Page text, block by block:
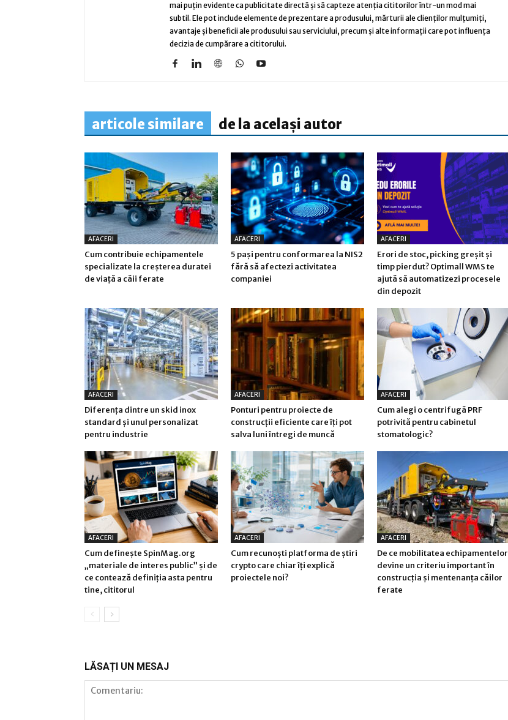
mai puțin evidente ca publicitate directă și să capteze atenția cititorilor într-un mod mai
subtil. Ele pot include elemente de prezentare a produsului, mărturii ale clienților mulțumiți,
avantaje și beneficii ale produsului sau serviciului, precum și alte informații care pot influența
decizia de cumpărare a cititorului.
articole similare de la același autor
AFACERI
Cum contribuie echipamentele
specializate la creșterea duratei
de viață a căii ferate
AFACERI
5 pași pentru conformarea la NIS2
fără să afectezi activitatea
companiei
AFACERI
Erori de stoc, picking greșit și
timp pierdut? Optimall WMS te
ajută să automatizezi procesele
din depozit
AFACERI
Diferența dintre un skid inox
standard și unul personalizat
pentru industrie
AFACERI
Ponturi pentru proiecte de
construcții eficiente care îți pot
salva luni întregi de muncă
AFACERI
Cum alegi o centrifugă PRF
potrivită pentru cabinetul
stomatologic?
AFACERI
Cum definește SpinMag.org
„materiale de interes public” și de
ce contează definiția asta pentru
tine, cititorul
AFACERI
Cum recunoști platforma de știri
crypto care chiar îți explică
proiectele noi?
AFACERI
De ce mobilitatea echipamentelor
devine un criteriu important în
construcția și mentenanța căilor
ferate
LĂSAȚI UN MESAJ